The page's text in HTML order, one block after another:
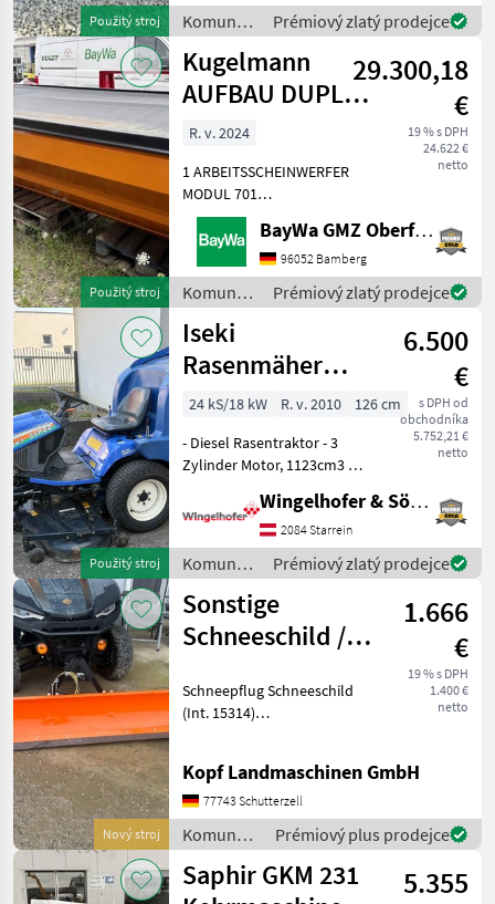
Použitý stroj
Komunálne
stroje /
Caterpillar
Prémiový zlatý prodejce
Použitý stroj
Kugelmann
AUFBAU DUPLEX
3,2 M³
29.300,18
€
19 % s DPH
24.622 €
netto
R. v. 2024
1 ARBEITSSCHEINWERFER
MODUL 701
AUFSTIEGSLEITER A
DUPLEX VA1 ELEKTRISCHE
STREUBILDVERSTELLUNG
(ESB)1 ELEKTRISCHE
STREUKONTROLLE (ESK)1
ERSTMONTAGE AM
FAHRZEUG1 KUPPL
BayWa GMZ Oberfranken
96052 Bamberg
Komunálne
stroje /
Kugelmann
Prémiový zlatý prodejce
Použitý stroj
Iseki
Rasenmäher
SFR22 14200
6.500
€
s DPH od
obchodníka
5.752,21 €
netto
24 kS/18 kW R. v. 2010
126 cm
- Diesel Rasentraktor - 3
Zylinder Motor, 1123cm3 -
Vorwärtsgeschwindikeit 16,
Rückwärtsgeschwindikeit:
10 km/h - Servolenkung -
Sch
Wingelhofer & Söhne GmbH
2084 Starrein
Komunálne
stroje /
Iseki
Prémiový zlatý prodejce
Nový stroj
Sonstige
Schneeschild /
Punkt
1.666
€
19 % s DPH
1.400 €
netto
Schneepflug Schneeschild
(Int. 15314)
Aufnahme Hydraulisch
verstellbar Feder-
Kippfunktion, rechts und
links schwenkbar 2
Kopf Landmaschinen GmbH
77743 Schutterzell
Komunálne
stroje /
Sonstige
Prémiový plus prodejce
Saphir GKM 231
5.355